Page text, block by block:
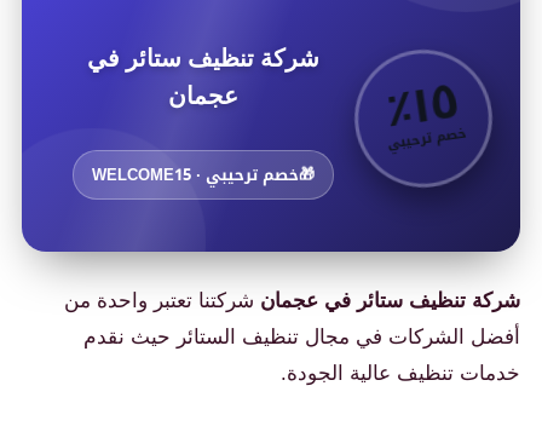
١٥
٪
خصم ترحيبي
شركة تنظيف ستائر في
عجمان
🎁خصم ترحيبي · WELCOME15
شركة تنظيف ستائر في عجمان شركتنا تعتبر واحدة من
أفضل الشركات في مجال تنظيف الستائر حيث نقدم
خدمات تنظيف عالية الجودة.